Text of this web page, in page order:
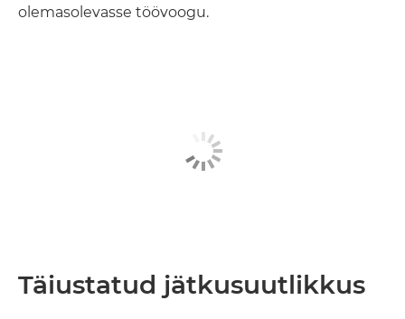
olemasolevasse töövoogu.
Täiustatud jätkusuutlikkus